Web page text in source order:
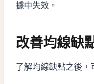
據中失效。
改善均線缺
了解均線缺點之後，